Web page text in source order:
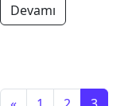
Devamı